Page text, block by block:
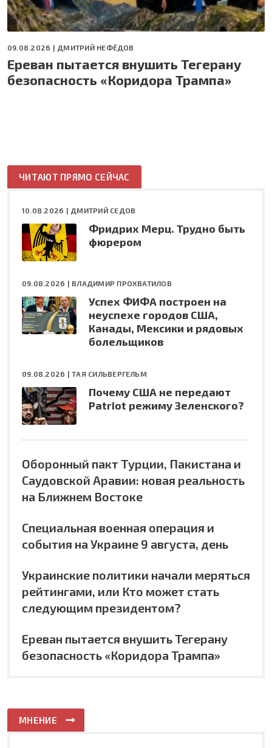
09.08.2026 | ДМИТРИЙ НЕФЁДОВ
Ереван пытается внушить Тегерану
безопасность «Коридора Трампа»
ЧИТАЮТ ПРЯМО СЕЙЧАС
10.08.2026 | ДМИТРИЙ СЕДОВ
Фридрих Мерц. Трудно быть
фюрером
09.08.2026 | ВЛАДИМИР ПРОХВАТИЛОВ
Успех ФИФА построен на
неуспехе городов США,
Канады, Мексики и рядовых
болельщиков
09.08.2026 |ТАЯ СИЛЬВЕРГЕЛЬМ
Почему США не передают
Patriot режиму Зеленского?
Оборонный пакт Турции, Пакистана и
Саудовской Аравии: новая реальность
на Ближнем Востоке
Специальная военная операция и
события на Украине 9 августа, день
Украинские политики начали меряться
рейтингами, или Кто может стать
следующим президентом?
Ереван пытается внушить Тегерану
безопасность «Коридора Трампа»
МНЕНИЕ